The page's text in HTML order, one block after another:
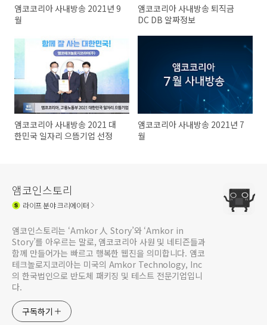
앰코코리아 사내방송 2021년 9
월
앰코코리아 사내방송 퇴직금
DC DB 알짜정보
앰코코리아 사내방송 2021 대
한민국 일자리 으뜸기업 선정
앰코코리아 사내방송 2021년 7
월
앰코인스토리
라이프분야 크리에이터
앰코인스토리는 ‘Amkor 人 Story’와 ‘Amkor in
Story’를 아우르는 말로, 앰코코리아 사원 및 네티즌들과
함께 만들어가는 빠르고 행복한 웹진을 의미합니다. 앰코
테크놀로지코리아는 미국의 Amkor Technology, Inc
의 한국법인으로 반도체 패키징 및 테스트 전문기업입니
다.
구독하기